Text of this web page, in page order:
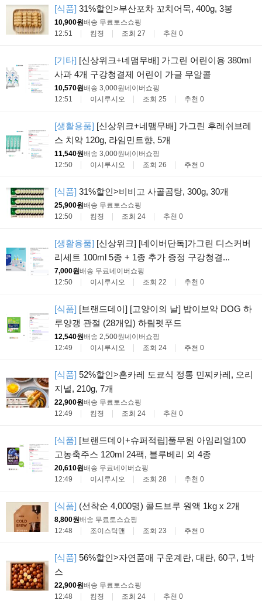
[식품] 31%할인>부산포차 꼬치어묵, 400g, 3봉
10,900원배송 무료토스쇼핑
12:51
킴졍 조회 27 추천 0
[기타] [신상위크+네맴무배] 가그린 어린이용 380ml
사과 4개 구강청결제 어린이 가글 무알콜
10,570원배송 3,000원네이버쇼핑
12:51
이시루시오 조회 25 추천 0
[생활용품] [신상위크+네맴무배] 가그린 후레쉬브레
스 치약 120g, 라임민트향, 5개
11,540원배송 3,000원네이버쇼핑
12:50
이시루시오 조회 26 추천 0
[식품] 31%할인>비비고 사골곰탕, 300g, 30개
25,900원배송 무료토스쇼핑
12:50
킴졍 조회 24 추천 0
[생활용품] [신상위크] [네이버단독]가그린 디스커버
리세트 100ml 5종 + 1종 추가 증정 구강청결...
7,000원배송 무료네이버쇼핑
12:50
이시루시오 조회 22 추천 0
[식품] [브랜드데이] [고양이의 날] 밥이보약 DOG 하
루양갱 관절 (28개입) 하림펫푸드
12,540원배송 2,500원네이버쇼핑
12:49
이시루시오 조회 24 추천 0
[식품] 52%할인>혼카레 도쿄식 정통 민찌카레, 오리
지널, 210g, 7개
22,900원배송 무료토스쇼핑
12:49
킴졍 조회 24 추천 0
[식품] [브랜드데이+슈퍼적립]풀무원 아임리얼100
고농축주스 120ml 24팩, 블루베리 외 4종
20,610원배송 무료네이버쇼핑
12:49
이시루시오 조회 28 추천 0
[식품] (선착순 4,000명) 콜드브루 원액 1kg x 2개
8,800원배송 무료토스쇼핑
12:48
조이스틱맨 조회 23 추천 0
[식품] 56%할인>자연품애 구운계란, 대란, 60구, 1박
스
22,900원배송 무료토스쇼핑
12:48
킴졍 조회 24 추천 0